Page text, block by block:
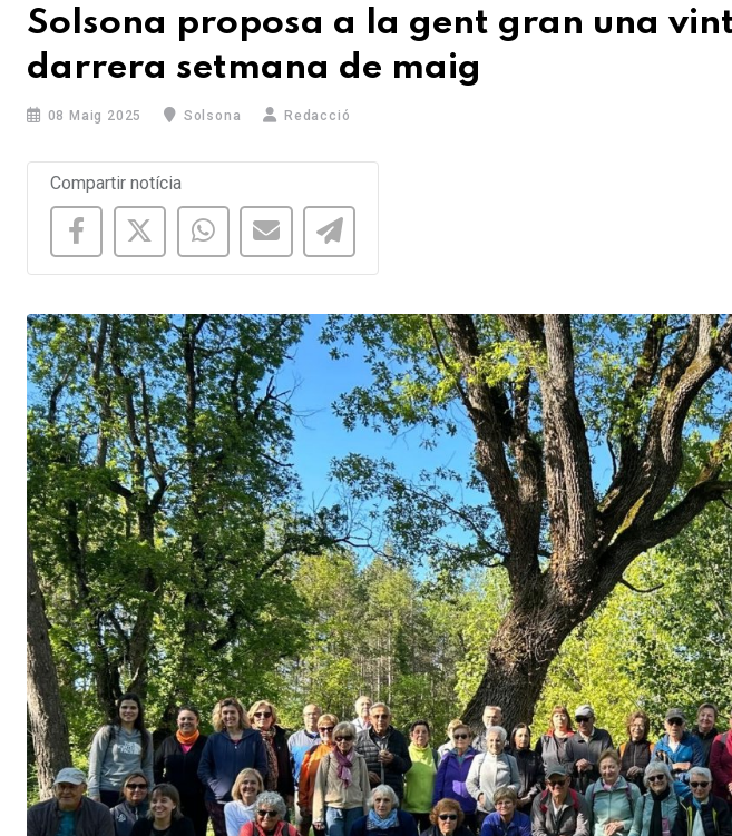
Solsona proposa a la gent gran una
darrera setmana de maig
08 Maig 2025 Solsona Redacció
Compartir notícia